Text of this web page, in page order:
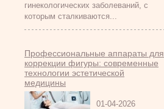
гинекологических заболеваний, с
которым сталкиваются...
Профессиональные аппараты для
коррекции фигуры: современные
технологии эстетической
медицины
01-04-2026